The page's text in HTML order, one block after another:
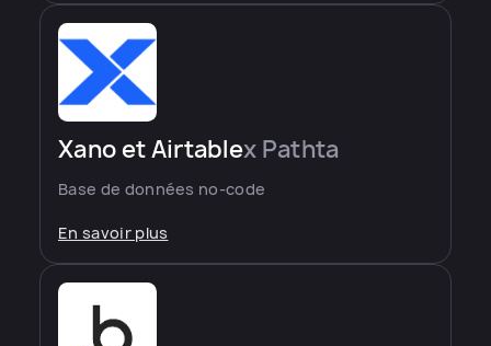
Xano et Airtablex Pathta
Base de données no-code
En savoir plus